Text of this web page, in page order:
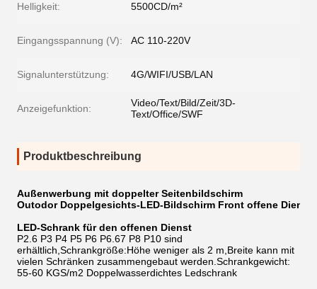
Helligkeit: 5500CD/m²
Eingangsspannung (V): AC 110-220V
Signalunterstützung: 4G/WIFI/USB/LAN
Anzeigefunktion:
Video/Text/Bild/Zeit/3D-
Text/Office/SWF
Produktbeschreibung
Außenwerbung mit doppelter Seitenbildschirm
Outodor Doppelgesichts-LED-Bildschirm Front offene
LED-Schrank für den offenen Dienst
P2.6 P3 P4 P5 P6 P6.67 P8 P10 sind
erhältlich,Schrankgröße:Höhe weniger als 2 m,Breite kann mit
vielen Schränken zusammengebaut werden.Schrankgewicht:
55-60 KGS/m2 Doppelwasserdichtes Ledschrank